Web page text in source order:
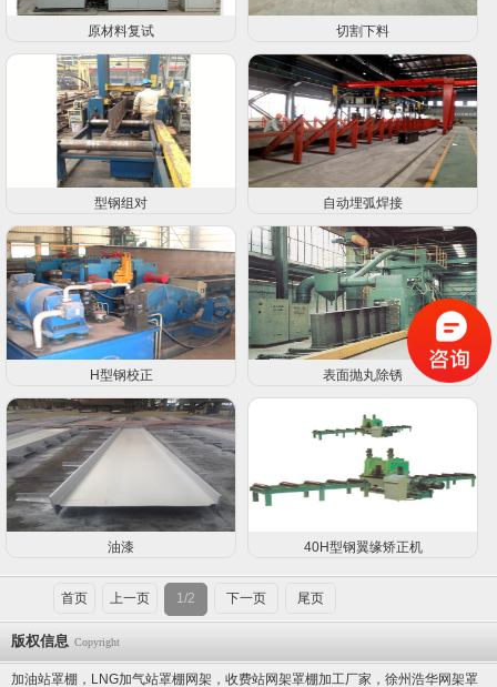
原材料复试 切割下料
型钢组对 自动埋弧焊接
H型钢校正 表面抛丸除锈
油漆 40H型钢翼缘矫正机
首页 上一页 1/2 下一页 尾页
版权信息 Copyright
加油站罩棚，LNG加气站罩棚网架，收费站网架罩棚加工厂家，徐州浩华网架罩